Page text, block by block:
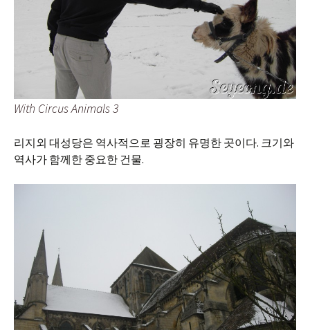
With Circus Animals 3
리지외 대성당은 역사적으로 굉장히 유명한 곳이다. 크기와
역사가 함께한 중요한 건물.